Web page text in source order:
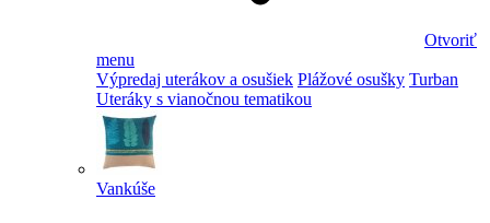
Otvoriť
menu
Výpredaj uterákov a osušiek Plážové osušky Turban
Uteráky s vianočnou tematikou
Vankúše